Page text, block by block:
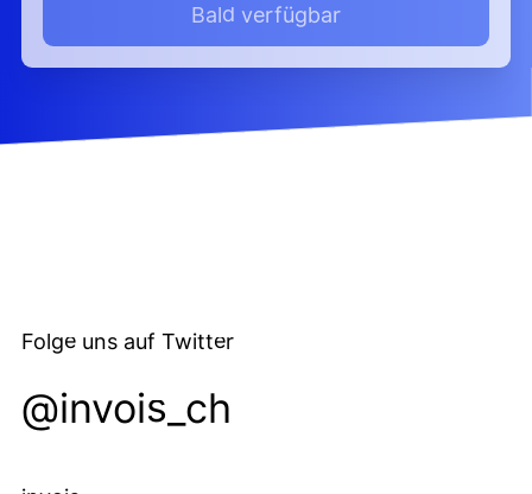
Bald verfügbar
Folge uns auf Twitter
@invois_ch